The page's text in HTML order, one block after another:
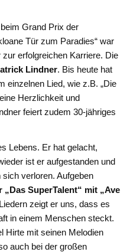
Grand Prix der
Tür zum Paradies“ war
erfolgreichen Karriere. Die
Lindner. Bis heute hat
einzelnen Lied, wie z.B. „Die
Herzlichkeit und
feiert zudem 30-jähriges
Lebens. Er hat gelacht,
ist er aufgestanden und
verloren. Aufgeben
„Das SuperTalent“ mit „Ave
zeigt er uns, dass es
in einem Menschen steckt.
Hirte mit seinen Melodien
auch bei der großen